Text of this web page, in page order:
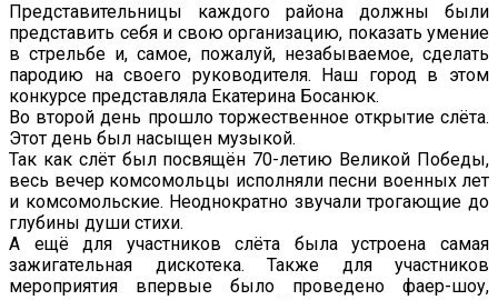
Представительницы каждого района должны были
представить себя и свою организацию, показать умение
в стрельбе и, самое, пожалуй, незабываемое, сделать
пародию на своего руководителя. Наш город в этом
конкурсе представляла Екатерина Босанюк.
Во второй день прошло торжественное открытие слёта.
Этот день был насыщен музыкой.
Так как слёт был посвящён 70-летию Великой Победы,
весь вечер комсомольцы исполняли песни военных лет
и комсомольские. Неоднократно звучали трогающие до
глубины души стихи.
А ещё для участников слёта была устроена самая
зажигательная дискотека. Также для участников
мероприятия впервые было проведено фаер-шоу,